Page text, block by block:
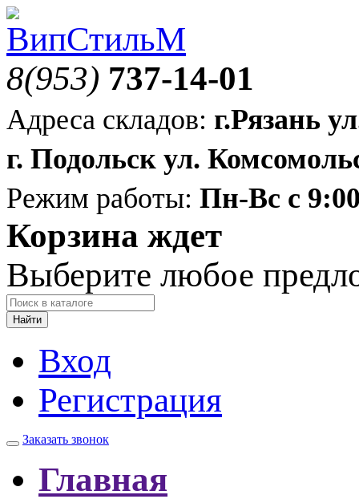
8(953) 737-14-01
Адреса складов: г.Рязань
г. Подольск ул.
Режим работы: Пн-Вс с
Корзина ждет
Выберите любое
Найти
Вход
Регистрация
Заказать звонок
Главная